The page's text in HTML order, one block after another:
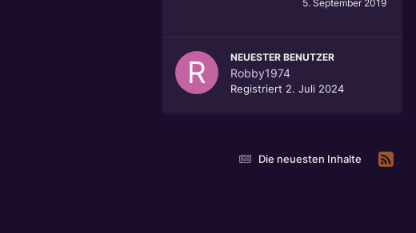
5. September 2019
NEUESTER BENUTZER
Robby1974
Registriert 2. Juli 2024
Die neuesten Inhalte